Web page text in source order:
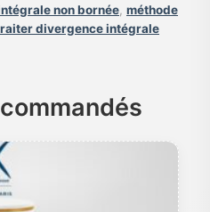
non bornée, méthode
divergence intégrale